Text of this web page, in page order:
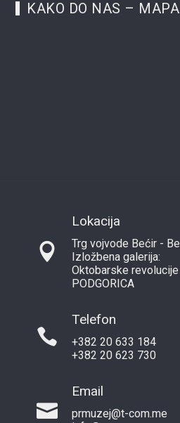
KAKO DO NAS – MAPA
Lokacija
Trg vojvode Bećir -
Izložbena galerija:
Oktobarske
PODGORICA
Telefon
+382 20 633 184
+382 20 623 730
Email
prmuzej@t-com.me